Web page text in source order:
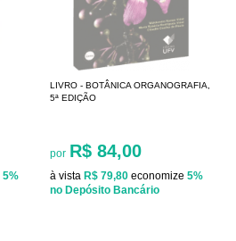
5%
LIVRO - BOTÂNICA ORGANOGRAFIA,
5ª EDIÇÃO
por R$ 84,00
à vista R$ 79,80 economize 5%
no Depósito Bancário